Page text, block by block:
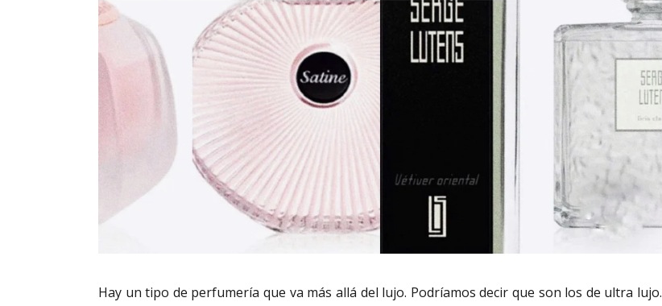
Hay un tipo de perfumería que va más allá del lujo. Podríamos decir que son los de ultra lujo.